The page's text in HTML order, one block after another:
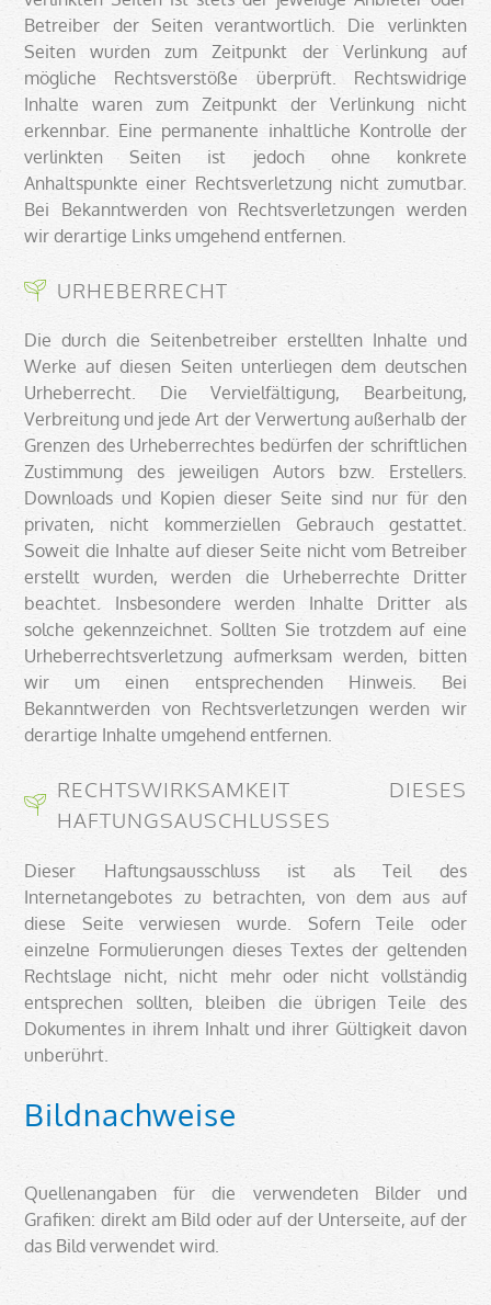
Betreiber der Seiten verantwortlich. Die verlinkten
Seiten wurden zum Zeitpunkt der Verlinkung auf
mögliche Rechtsverstöße überprüft. Rechtswidrige
Inhalte waren zum Zeitpunkt der Verlinkung nicht
erkennbar. Eine permanente inhaltliche Kontrolle der
verlinkten Seiten ist jedoch ohne konkrete
Anhaltspunkte einer Rechtsverletzung nicht zumutbar.
Bei Bekanntwerden von Rechtsverletzungen werden
wir derartige Links umgehend entfernen.
URHEBERRECHT
Die durch die Seitenbetreiber erstellten Inhalte und
Werke auf diesen Seiten unterliegen dem deutschen
Urheberrecht. Die Vervielfältigung, Bearbeitung,
Verbreitung und jede Art der Verwertung außerhalb der
Grenzen des Urheberrechtes bedürfen der schriftlichen
Zustimmung des jeweiligen Autors bzw. Erstellers.
Downloads und Kopien dieser Seite sind nur für den
privaten, nicht kommerziellen Gebrauch gestattet.
Soweit die Inhalte auf dieser Seite nicht vom Betreiber
erstellt wurden, werden die Urheberrechte Dritter
beachtet. Insbesondere werden Inhalte Dritter als
solche gekennzeichnet. Sollten Sie trotzdem auf eine
Urheberrechtsverletzung aufmerksam werden, bitten
wir um einen entsprechenden Hinweis. Bei
Bekanntwerden von Rechtsverletzungen werden wir
derartige Inhalte umgehend entfernen.
RECHTSWIRKSAMKEIT DIESES
HAFTUNGSAUSCHLUSSES
Dieser Haftungsausschluss ist als Teil des
Internetangebotes zu betrachten, von dem aus auf
diese Seite verwiesen wurde. Sofern Teile oder
einzelne Formulierungen dieses Textes der geltenden
Rechtslage nicht, nicht mehr oder nicht vollständig
entsprechen sollten, bleiben die übrigen Teile des
Dokumentes in ihrem Inhalt und ihrer Gültigkeit davon
unberührt.
Bildnachweise
Quellenangaben für die verwendeten Bilder und
Grafiken: direkt am Bild oder auf der Unterseite, auf der
das Bild verwendet wird.